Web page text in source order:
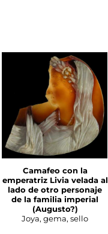
Camafeo con la
emperatriz Livia velada al
lado de otro personaje
de la familia imperial
(Augusto?)
Joya, gema, sello